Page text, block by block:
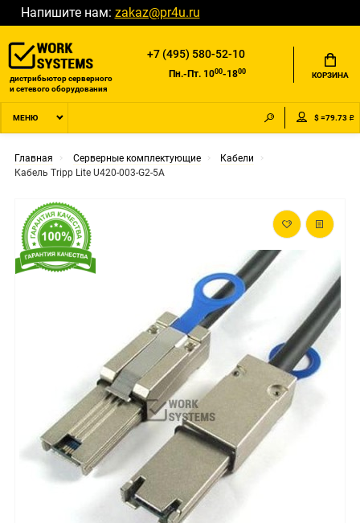
Напишите нам: zakaz@pr4u.ru
дистрибьютор серверного
и сетевого оборудования
+7 (495) 580-52-10
Пн.-Пт. 1000-1800 КОРЗИНА
МЕНЮ $ =79.73 ₽
Главная Серверные комплектующие
Кабели
Кабель Tripp Lite U420-003-G2-5A